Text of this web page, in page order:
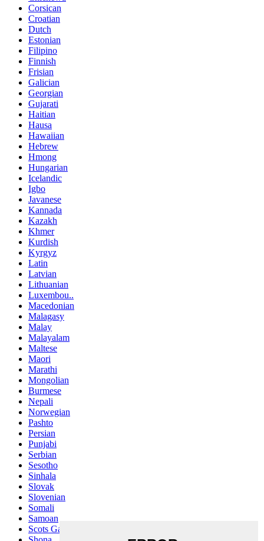
Corsican
Croatian
Dutch
Estonian
Filipino
Finnish
Frisian
Galician
Georgian
Gujarati
Haitian
Hausa
Hawaiian
Hebrew
Hmong
Hungarian
Icelandic
Igbo
Javanese
Kannada
Kazakh
Khmer
Kurdish
Kyrgyz
Latin
Latvian
Lithuanian
Luxembou..
Macedonian
Malagasy
Malay
Malayalam
Maltese
Maori
Marathi
Mongolian
Burmese
Nepali
Norwegian
Pashto
Persian
Punjabi
Serbian
Sesotho
Sinhala
Slovak
Slovenian
Somali
Samoan
Scots Gaelic